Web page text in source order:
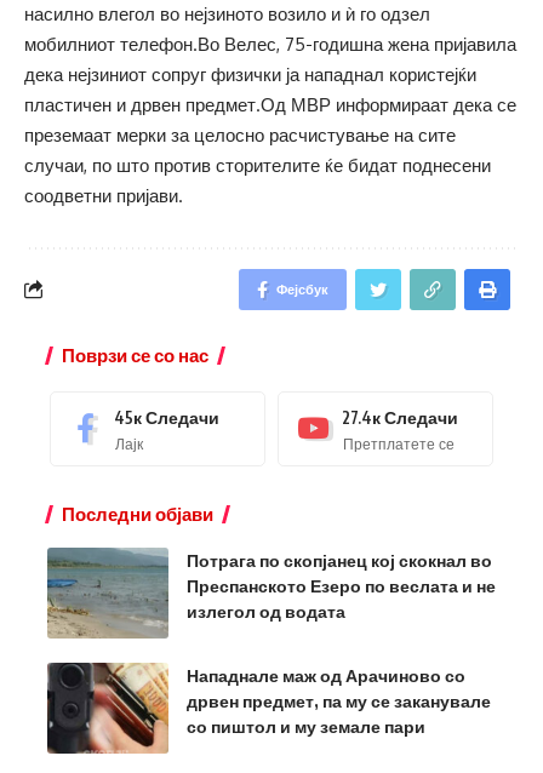
насилно влегол во нејзиното возило и ѝ го одзел
мобилниот телефон.Во Велес, 75-годишна жена пријавила
дека нејзиниот сопруг физички ја нападнал користејќи
пластичен и дрвен предмет.Од МВР информираат дека се
преземаат мерки за целосно расчистување на сите
случаи, по што против сторителите ќе бидат поднесени
соодветни пријави.
Фејсбук
Поврзи се со нас
45кСледачи
Лајк
27.4кСледачи
Претплатете се
Последни објави
Потрага по скопјанец кој скокнал во
Преспанското Езеро по веслата и не
излегол од водата
Нападнале маж од Арачиново со
дрвен предмет, па му се заканувале
со пиштол и му земале пари